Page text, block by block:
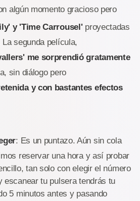
algún momento gracioso pero
y 'Time Carrousel'proyectadas
La segunda película,
me sorprendió gratamente
sin diálogo pero
y con bastantes efectos
: Es un puntazo. Aún sin cola
reservar una hora y así probar
tan solo con elegir el número
escanear tu pulsera tendrás tu
5 minutos antes y pasando